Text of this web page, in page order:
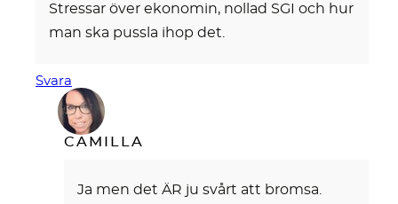
Stressar över ekonomin, nollad SGI och hur
man ska pussla ihop det.
Svara
CAMILLA
Ja men det ÄR ju svårt att bromsa.